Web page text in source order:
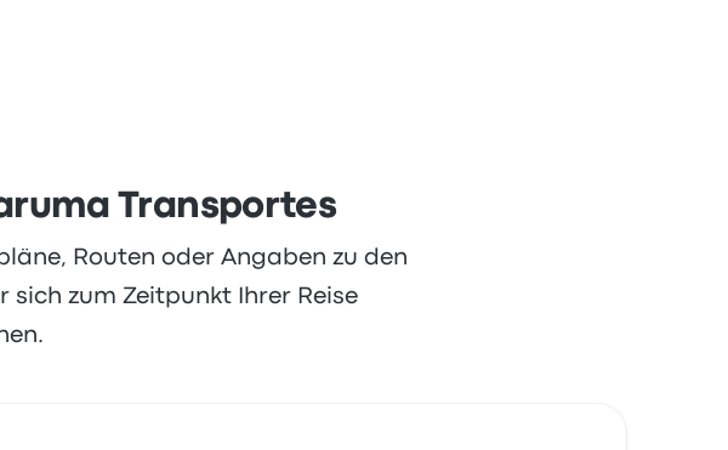
Transportes
Routen oder Angaben zu den
sich zum Zeitpunkt Ihrer Reise